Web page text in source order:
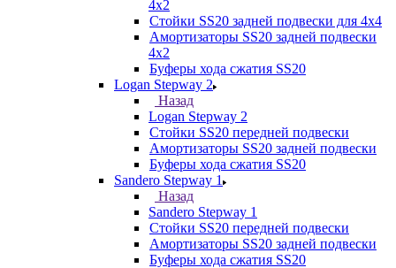
4x2
Стойки SS20 задней подвески для 4х4
Амортизаторы SS20 задней подвески
4х2
Буферы хода сжатия SS20
Logan Stepway 2
Назад
Logan Stepway 2
Стойки SS20 передней подвески
Амортизаторы SS20 задней подвески
Буферы хода сжатия SS20
Sandero Stepway 1
Назад
Sandero Stepway 1
Стойки SS20 передней подвески
Амортизаторы SS20 задней подвески
Буферы хода сжатия SS20